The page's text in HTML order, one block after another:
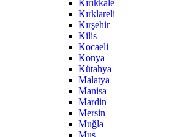
Kırıkkale
Kırklareli
Kırşehir
Kilis
Kocaeli
Konya
Kütahya
Malatya
Manisa
Mardin
Mersin
Muğla
Muş